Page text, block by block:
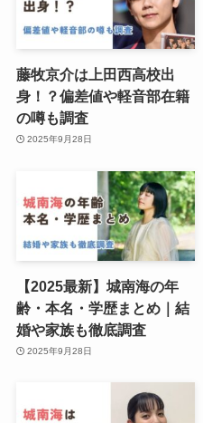
藤牧京介は上田西高校出
身！？偏差値や軽音部在籍
の噂も調査
2025年9月28日
【2025最新】城南海の年
齢・本名・学歴まとめ｜結
婚や家族も徹底調査
2025年9月28日